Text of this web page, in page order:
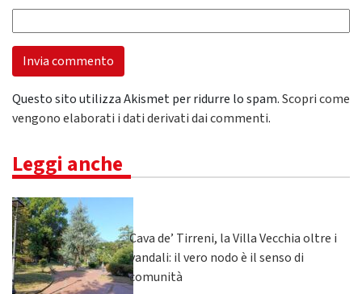
Questo sito utilizza Akismet per ridurre lo spam.Scopri come
vengono elaborati i dati derivati dai commenti.
Leggi anche
Cava de’ Tirreni, la Villa Vecchia oltre i
vandali: il vero nodo è il senso di
comunità